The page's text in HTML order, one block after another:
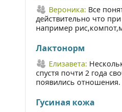
Вероника: Все
действительно что
например
Лактонорм
Елизавета:
спустя почти 2 года
появились отношения.
Гусиная кожа